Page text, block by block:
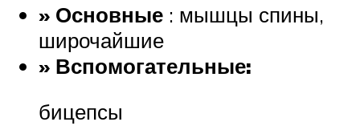
» Основные : мышцы спины,
широчайшие
» Вспомогательные:
бицепсы